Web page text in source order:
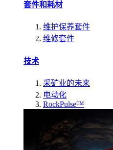
套件和耗材
维护保养套件
维修套件
技术
采矿业的未来
电动化
RockPulse™